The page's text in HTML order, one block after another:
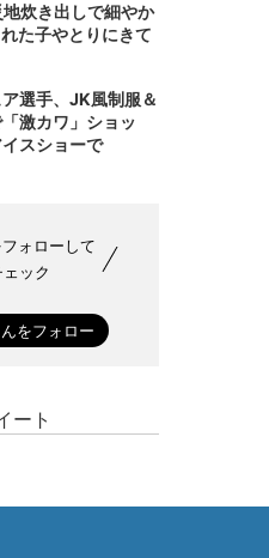
炊き出しで細やか
た子やとりにきて
選手、JK風制服＆
激カワ」ショッ
スショーで
フォローして
ック
ート